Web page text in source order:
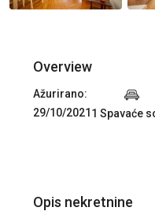
Overview
Ažurirano:
29/10/2021 1 Spavaće
Opis nekretnine